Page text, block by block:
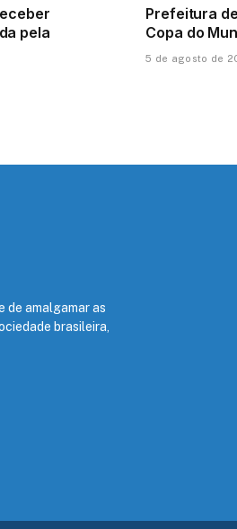
pela
Prefeitura
Copa do
5 de agosto de
de amalgamar as
brasileira,